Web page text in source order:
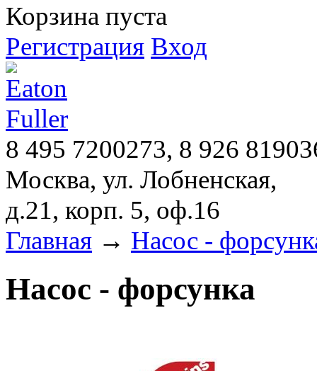
Корзина пуста
Регистрация Вход
8 495 7200273, 8 926
Москва, ул. Лобненская,
д.21, корп. 5, оф.16
Главная → Насос -
Насос - форсунка